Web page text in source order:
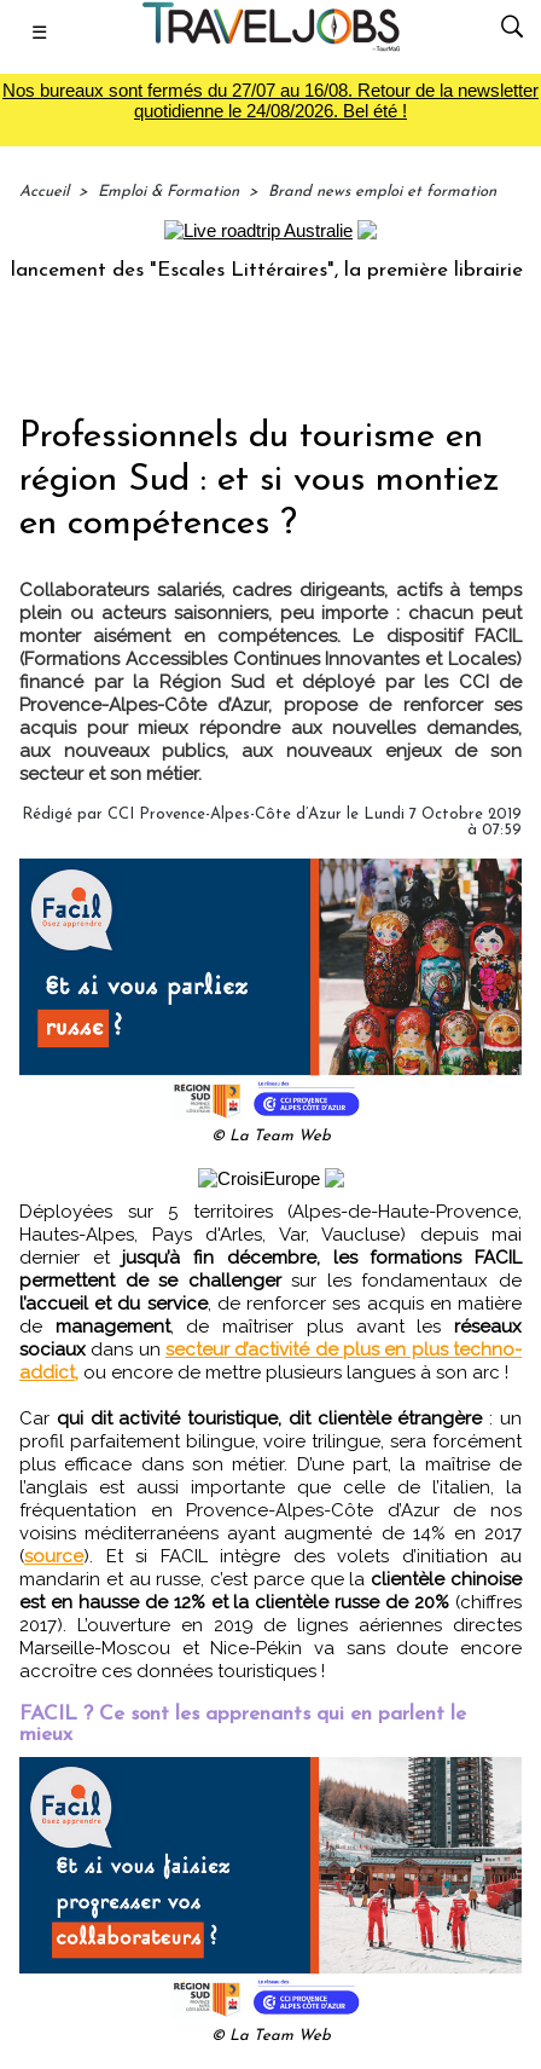
☰
Nos bureaux sont fermés du 27/07 au 16/08. Retour de la newsletter
quotidienne le 24/08/2026. Bel été !
Accueil > Emploi & Formation > Brand news emploi et formation
des "Escales Littéraires", la première librairie du
Professionnels du tourisme en
région Sud : et si vous montiez
en compétences ?
Collaborateurs salariés, cadres dirigeants, actifs à temps
plein ou acteurs saisonniers, peu importe : chacun peut
monter aisément en compétences. Le dispositif FACIL
(Formations Accessibles Continues Innovantes et Locales)
financé par la Région Sud et déployé par les CCI de
Provence-Alpes-Côte d’Azur, propose de renforcer ses
acquis pour mieux répondre aux nouvelles demandes,
aux nouveaux publics, aux nouveaux enjeux de son
secteur et son métier.
Rédigé par CCI Provence-Alpes-Côte d’Azur le Lundi 7 Octobre 2019
à 07:59
© La Team Web
Déployées sur 5 territoires (Alpes-de-Haute-Provence,
Hautes-Alpes, Pays d'Arles, Var, Vaucluse) depuis mai
dernier etjusqu’à fin décembre, les formations FACIL
permettent de se challengersur les fondamentaux de
l’accueil et du service, de renforcer ses acquis en matière
de management, de maîtriser plus avant lesréseaux
sociaux dans un secteur d’activité de plus en plus techno-
addict, ou encore de mettre plusieurs langues à son arc !
Car qui dit activité touristique, dit clientèle étrangère: un
profil parfaitement bilingue, voire trilingue, sera forcément
plus efficace dans son métier. D’une part, la maîtrise de
l’anglais est aussi importante que celle de l’italien, la
fréquentation en Provence-Alpes-Côte d’Azur de nos
voisins méditerranéens ayant augmenté de 14% en 2017
(source). Et si FACIL intègre des volets d’initiation au
mandarin et au russe, c’est parce que la clientèle chinoise
est en hausse de 12% et la clientèle russe de 20% (chiffres
2017). L’ouverture en 2019 de lignes aériennes directes
Marseille-Moscou et Nice-Pékin va sans doute encore
accroître ces données touristiques !
FACIL ? Ce sont les apprenants qui en parlent le
mieux
© La Team Web